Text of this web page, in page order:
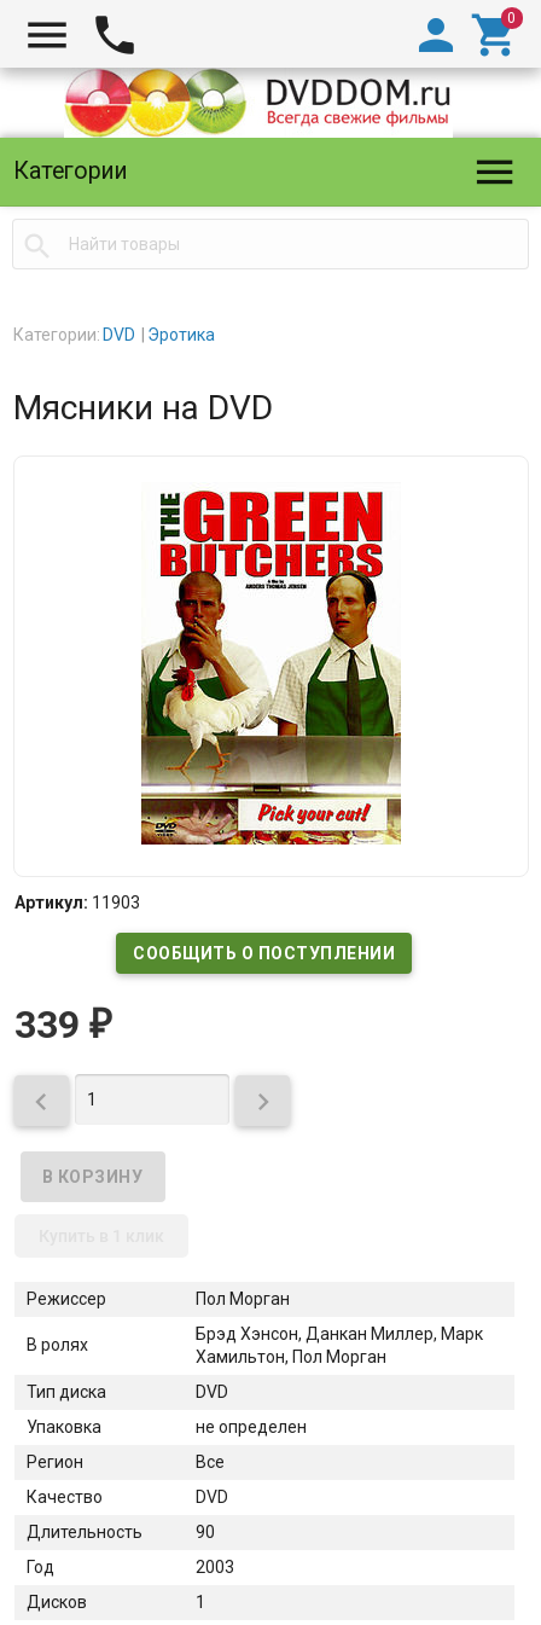
  

Категории 

Категории: DVD Эротика
Мясники на DVD
Артикул: 11903
СООБЩИТЬ О ПОСТУПЛЕНИИ
339 ₽
 
Режиссер Пол Морган
В ролях
Брэд Хэнсон, Данкан Миллер, Марк
Хамильтон, Пол Морган
Тип диска
DVD
Упаковка
не определен
Регион
Все
Качество
DVD
Длительность
90
Год
2003
Дисков
1